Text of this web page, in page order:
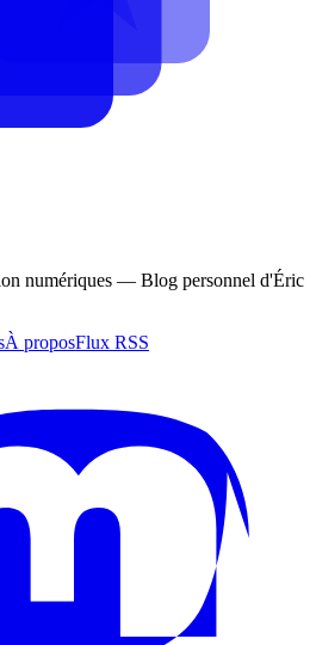
numériques — Blog personnel d'Éric
À proposFlux RSS